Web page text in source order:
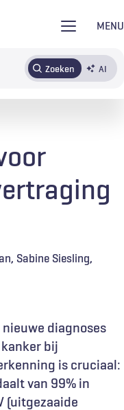
MENU
Zoeken AI
Inloggen
Sabine Siesling
diagnoses
bij
is cruciaal:
van 99% in
(uitgezaaide